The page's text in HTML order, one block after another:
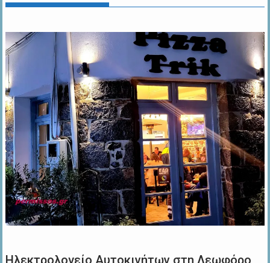
Ηλεκτρολογείο Αυτοκινήτων στη Λεωφόρο